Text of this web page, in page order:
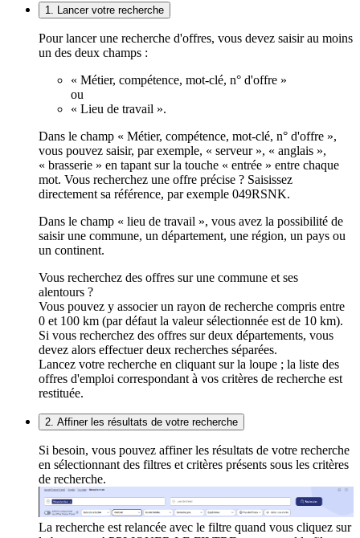
1. Lancer votre recherche
Pour lancer une recherche d'offres, vous devez saisir au moins
un des deux champs :
« Métier, compétence, mot-clé, n° d'offre »
ou
« Lieu de travail ».
Dans le champ « Métier, compétence, mot-clé, n° d'offre »,
vous pouvez saisir, par exemple, « serveur », « anglais »,
« brasserie » en tapant sur la touche « entrée » entre chaque
mot. Vous recherchez une offre précise ? Saisissez
directement sa référence, par exemple 049RSNK.
Dans le champ « lieu de travail », vous avez la possibilité de
saisir une commune, un département, une région, un pays ou
un continent.
Vous recherchez des offres sur une commune et ses
alentours ?
Vous pouvez y associer un rayon de recherche compris entre
0 et 100 km (par défaut la valeur sélectionnée est de 10 km).
Si vous recherchez des offres sur deux départements, vous
devez alors effectuer deux recherches séparées.
Lancez votre recherche en cliquant sur la loupe ; la liste des
offres d'emploi correspondant à vos critères de recherche est
restituée.
2. Affiner les résultats de votre recherche
Si besoin, vous pouvez affiner les résultats de votre recherche
en sélectionnant des filtres et critères présents sous les critères
de recherche.
La recherche est relancée avec le filtre quand vous cliquez sur